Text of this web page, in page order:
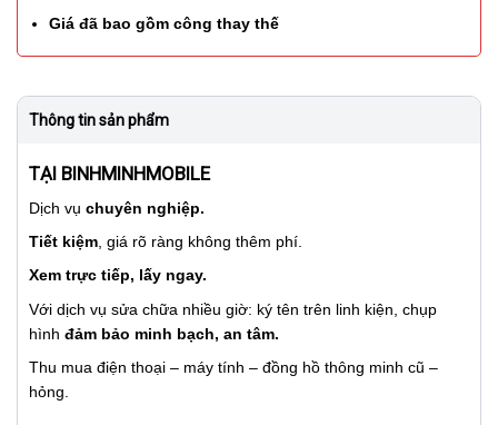
Giá đã bao gồm công thay thế
Thông tin sản phẩm
TẠI BINHMINHMOBILE
Dịch vụ chuyên nghiệp.
Tiết kiệm , giá rõ ràng không thêm phí.
Xem trực tiếp, lấy ngay.
Với dịch vụ sửa chữa nhiều giờ: ký tên trên linh kiện, chụp
hình đảm bảo minh bạch, an tâm.
Thu mua điện thoại – máy tính – đồng hồ thông minh cũ –
hỏng.